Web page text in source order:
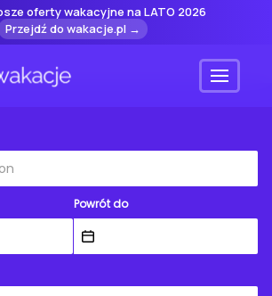
oferty wakacyjne na LATO 2026
Przejdź do wakacje.pl →
Menu
Powrót do